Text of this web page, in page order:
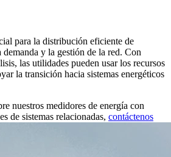
para la distribución eficiente de
y la gestión de la red. Con
las utilidades pueden usar los recursos
la transición hacia sistemas energéticos
nuestros medidores de energía con
de sistemas relacionadas, contáctenos